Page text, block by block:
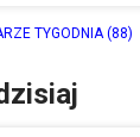
TYGODNIA(88)